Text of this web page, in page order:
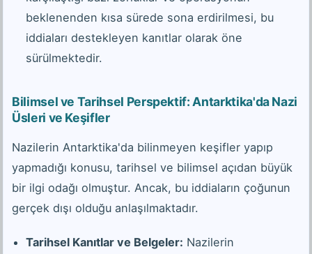
beklenenden kısa sürede sona erdirilmesi, bu
iddiaları destekleyen kanıtlar olarak öne
sürülmektedir.
Bilimsel ve Tarihsel Perspektif: Antarktika'da Nazi
Üsleri ve Keşifler
Nazilerin Antarktika'da bilinmeyen keşifler yapıp
yapmadığı konusu, tarihsel ve bilimsel açıdan büyük
bir ilgi odağı olmuştur. Ancak, bu iddiaların çoğunun
gerçek dışı olduğu anlaşılmaktadır.
Tarihsel Kanıtlar ve Belgeler: Nazilerin